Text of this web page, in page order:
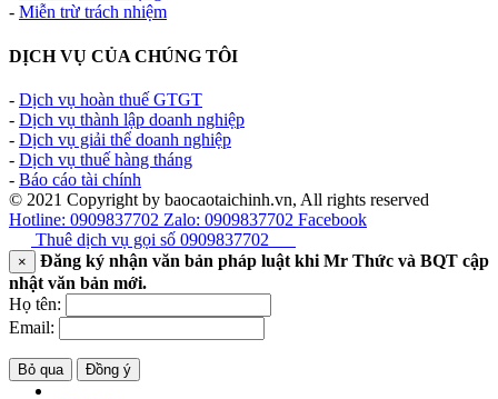
- Miễn trừ trách nhiệm
DỊCH VỤ CỦA CHÚNG TÔI
- Dịch vụ hoàn thuế GTGT
- Dịch vụ thành lập doanh nghiệp
- Dịch vụ giải thể doanh nghiệp
- Dịch vụ thuế hàng tháng
- Báo cáo tài chính
© 2021 Copyright by baocaotaichinh.vn, All rights reserved
Hotline: 0909837702 Zalo: 0909837702 Facebook
Thuê dịch vụ gọi số 0909837702
×
Đăng ký nhận văn bản pháp luật khi Mr Thức và BQT cập
nhật văn bản mới.
Họ tên:
Email:
Bỏ qua Đồng ý